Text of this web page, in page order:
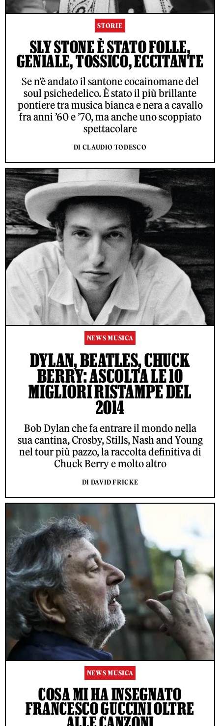
STORIE
SLY STONE È STATO FOLLE,
GENIALE, TOSSICO, ECCITANTE
Se n’è andato il santone cocainomane del
soul psichedelico. È stato il più brillante
pontiere tra musica bianca e nera a cavallo
fra anni ’60 e ’70, ma anche uno scoppiato
spettacolare
DI CLAUDIO TODESCO
NEWS MUSICA
DYLAN, BEATLES, CHUCK
BERRY: ASCOLTA LE 10
MIGLIORI RISTAMPE DEL
2014
Bob Dylan che fa entrare il mondo nella
sua cantina, Crosby, Stills, Nash and Young
nel tour più pazzo, la raccolta definitiva di
Chuck Berry e molto altro
DI DAVID FRICKE
NEWS MUSICA
COSA MI HA INSEGNATO
FRANCESCO GUCCINI OLTRE